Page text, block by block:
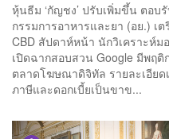
หุ้นธีม ‘กัญชง’ ปรับเพิ่มขึ้น ตอ
กรรมการอาหารและยา (อย.) เ
CBD สัปดาห์หน้า นักวิเคราะห์ม
เปิดฉากสอบสวน Google มีพฤติ
ตลาดโฆษณาดิจิทัล รายละเอีย
ภาษีและดอกเบี้ยเป็นขาข...